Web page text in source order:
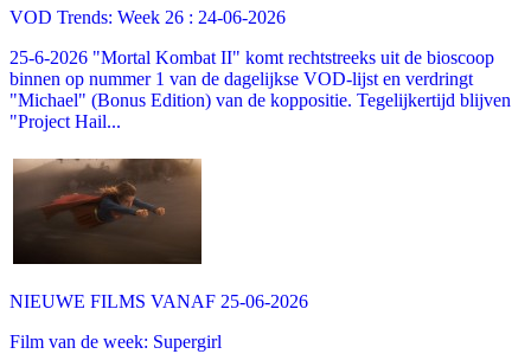
VOD Trends: Week 26 : 24-06-2026
25-6-2026 "Mortal Kombat II" komt rechtstreeks uit de bioscoop
binnen op nummer 1 van de dagelijkse VOD-lijst en verdringt
"Michael" (Bonus Edition) van de koppositie. Tegelijkertijd blijven
"Project Hail...
NIEUWE FILMS VANAF 25-06-2026
Film van de week: Supergirl